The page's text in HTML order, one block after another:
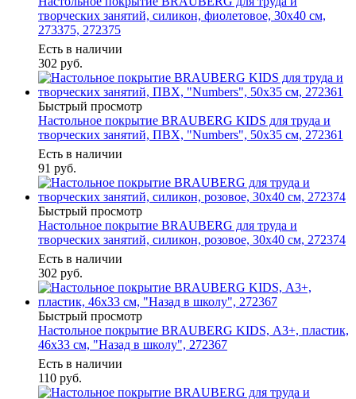
творческих занятий, силикон, фиолетовое, 30х40 см,
273375, 272375
Есть в наличии
302 руб.
Быстрый просмотр
Настольное покрытие BRAUBERG KIDS для труда и
творческих занятий, ПВХ, "Numbers", 50х35 см, 272361
Есть в наличии
91 руб.
Быстрый просмотр
Настольное покрытие BRAUBERG для труда и
творческих занятий, силикон, розовое, 30х40 см, 272374
Есть в наличии
302 руб.
Быстрый просмотр
Настольное покрытие BRAUBERG KIDS, А3+, пластик,
46x33 см, "Назад в школу", 272367
Есть в наличии
110 руб.